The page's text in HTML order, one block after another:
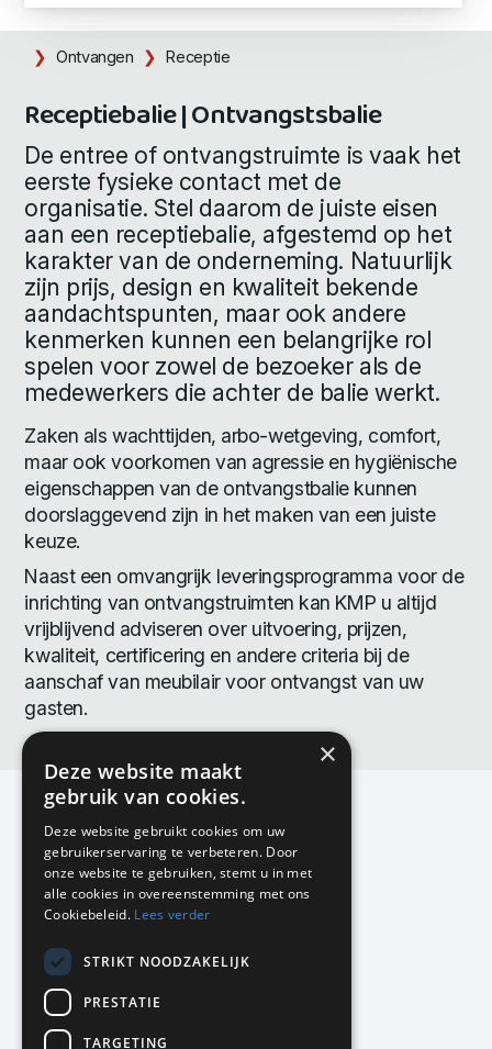
Ontvangen Receptie
Receptiebalie | Ontvangstsbalie
De entree of ontvangstruimte is vaak het
eerste fysieke contact met de
organisatie. Stel daarom de juiste eisen
aan een receptiebalie, afgestemd op het
karakter van de onderneming. Natuurlijk
zijn prijs, design en kwaliteit bekende
aandachtspunten, maar ook andere
kenmerken kunnen een belangrijke rol
spelen voor zowel de bezoeker als de
medewerkers die achter de balie werkt.
Zaken als wachttijden, arbo-wetgeving, comfort,
maar ook voorkomen van agressie en hygiënische
eigenschappen van de ontvangstbalie kunnen
doorslaggevend zijn in het maken van een juiste
keuze.
Naast een omvangrijk leveringsprogramma voor de
inrichting van ontvangstruimten kan KMP u altijd
vrijblijvend adviseren over uitvoering, prijzen,
kwaliteit, certificering en andere criteria bij de
aanschaf van meubilair voor ontvangst van uw
gasten.
KMP Kantoormeubilair
Airport Business Park
Frankfurtstraat 29-31
1175 RH Lijnden
020-617 01 26
info@kmpkantoormeubilair.nl
Facebook
×
Deze website maakt
gebruik van cookies.
Deze website gebruikt cookies om uw
gebruikerservaring te verbeteren. Door
onze website te gebruiken, stemt u in met
alle cookies in overeenstemming met ons
Cookiebeleid. Lees verder
STRIKT NOODZAKELIJK
PRESTATIE
TARGETING